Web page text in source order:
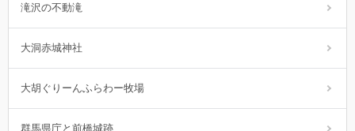
滝沢の不動滝
大洞赤城神社
大胡ぐりーんふらわー牧場
群馬県庁と前橋城跡